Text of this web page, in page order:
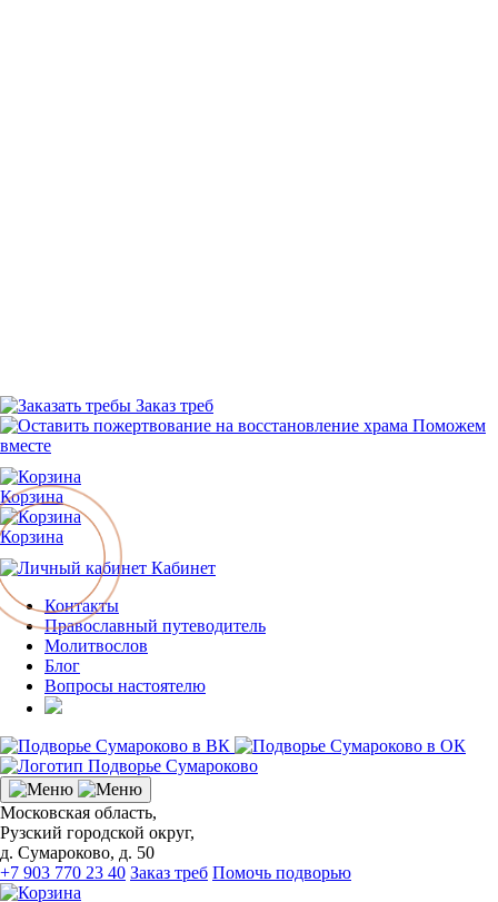
Заказ треб
Поможем
вместе
Корзина
Корзина
Кабинет
Контакты
Православный путеводитель
Молитвослов
Блог
Вопросы настоятелю
Московская область,
Рузский городской округ,
д. Сумароково, д. 50
+7 903 770 23 40 Заказ треб Помочь подворью